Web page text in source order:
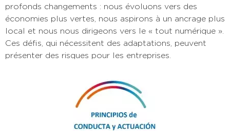
profonds changements : nous évoluons vers des
économies plus vertes, nous aspirons à un ancrage plus
local et nous nous dirigeons vers le « tout numérique ».
Ces défis, qui nécessitent des adaptations, peuvent
présenter des risques pour les entreprises.